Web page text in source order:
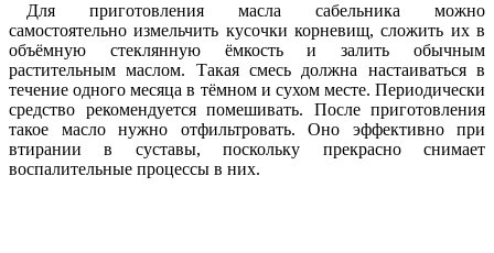
Для приготовления масла сабельника можно
самостоятельно измельчить кусочки корневищ, сложить их в
объёмную стеклянную ёмкость и залить обычным
растительным маслом. Такая смесь должна настаиваться в
течение одного месяца в тёмном и сухом месте. Периодически
средство рекомендуется помешивать. После приготовления
такое масло нужно отфильтровать. Оно эффективно при
втирании в суставы, поскольку прекрасно снимает
воспалительные процессы в них.